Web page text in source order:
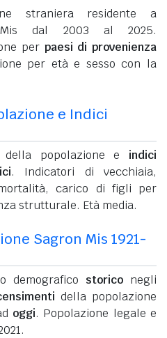
straniera residente a
dal 2003 al 2025.
per paesi di provenienza
per età e sesso con la
e Indici
popolazione e indici
. Indicatori di vecchiaia,
carico di figli per
strutturale. Età media.
Sagron Mis 1921-
demografico storico negli
della popolazione
oggi. Popolazione legale e